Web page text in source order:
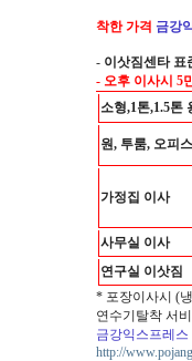
착한 가격 금강
- 이삿짐센타 표
- 오후 이사시 5
소형,1톤,1.5톤
원, 투룸, 오피
가정집 이사
사무실 이사
연구실 이삿짐
* 포장이사시 (
연수기탈착 서
금강익스프레스
http://